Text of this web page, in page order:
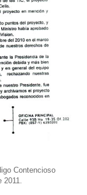
Contencioso
2011.